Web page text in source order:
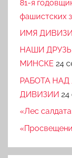
81-я
фашистских
ИМЯ
НАШИ
МИНСКЕ 24
РАБОТА
ДИВИЗИИ 24
«Лес